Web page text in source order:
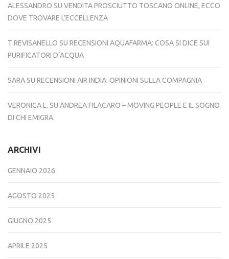
ALESSANDRO SU VENDITA PROSCIUTTO TOSCANO ONLINE, ECCO
DOVE TROVARE L’ECCELLENZA
T REVISANELLO SU RECENSIONI AQUAFARMA: COSA SI DICE SUI
PURIFICATORI D’ACQUA
SARA SU RECENSIONI AIR INDIA: OPINIONI SULLA COMPAGNIA
VERONICA L. SU ANDREA FILACARO – MOVING PEOPLE E IL SOGNO
DI CHI EMIGRA.
ARCHIVI
GENNAIO 2026
AGOSTO 2025
GIUGNO 2025
APRILE 2025